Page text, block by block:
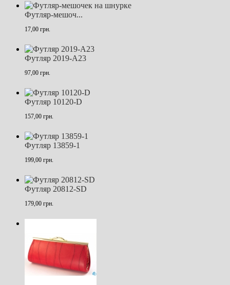
Футляр-мешоч...
17,00 грн.
Футляр 2019-А23
97,00 грн.
Футляр 10120-D
157,00 грн.
Футляр 13859-1
199,00 грн.
Футляр 20812-SD
179,00 грн.